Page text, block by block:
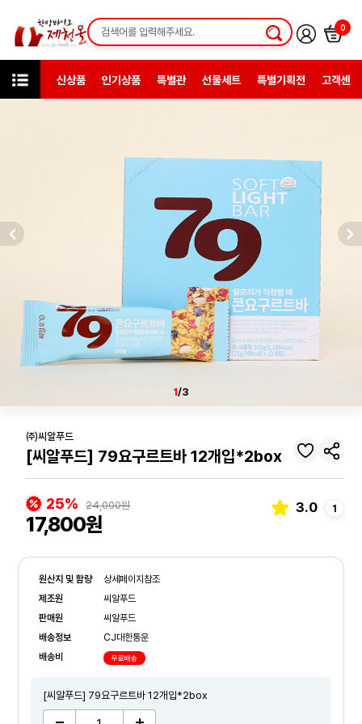
0
신상품 인기상품 특별관 선물세트 특별기획전 고객센터
1/3
㈜씨알푸드
[씨알푸드] 79요구르트바 12개입*2box
25% 24,000원
17,800원
3.0 1
원산지 및 함량
상세페이지참조
제조원
씨알푸드
판매원
씨알푸드
배송정보
CJ대한통운
배송비
무료배송
[씨알푸드] 79요구르트바 12개입*2box